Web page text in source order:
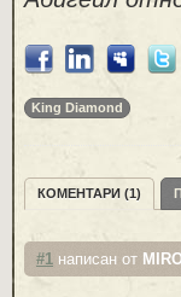
King Diamond
КОМЕНТАРИ (1)
#1 написан от